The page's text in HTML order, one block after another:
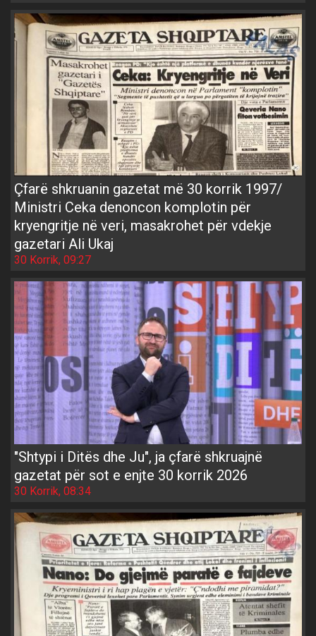
Çfarë shkruanin gazetat më 30 korrik 1997/
Ministri Ceka denoncon komplotin për
kryengritje në veri, masakrohet për vdekje
gazetari Ali Ukaj
30 Korrik, 09:27
"Shtypi i Ditës dhe Ju", ja çfarë shkruajnë
gazetat për sot e enjte 30 korrik 2026
30 Korrik, 08:34